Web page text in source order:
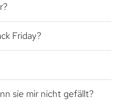
Friday?
sie mir nicht gefällt?